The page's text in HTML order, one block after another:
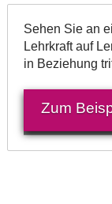
Sehen Sie an
Lehrkraft auf
in Beziehung
Zum